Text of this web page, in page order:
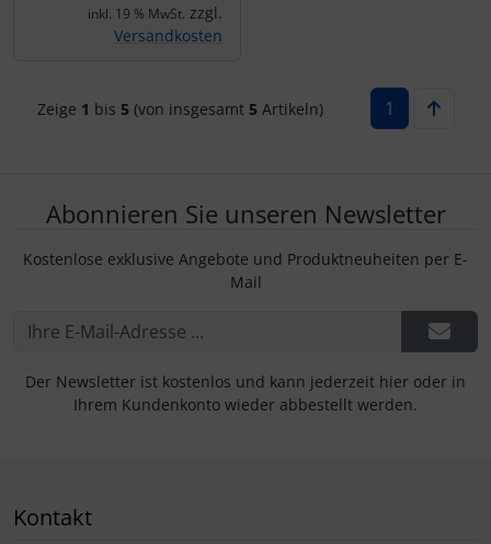
inkl. 19 % MwSt. zzgl.
Versandkosten
Zeige 1 bis 5 (von insgesamt 5 Artikeln) 1
Abonnieren Sie unseren Newsletter
Kostenlose exklusive Angebote und Produktneuheiten per E-
Mail
Der Newsletter ist kostenlos und kann jederzeit hier oder in
Ihrem Kundenkonto wieder abbestellt werden.
Kontakt